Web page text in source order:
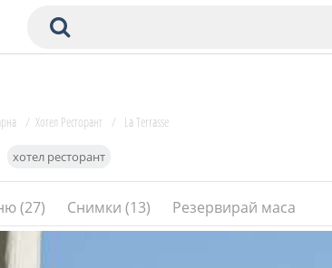
СОФИЯ
хотел ресторант
(27) Снимки (13) Резервирай маса
/ Хотел Ресторант / La Terrasse